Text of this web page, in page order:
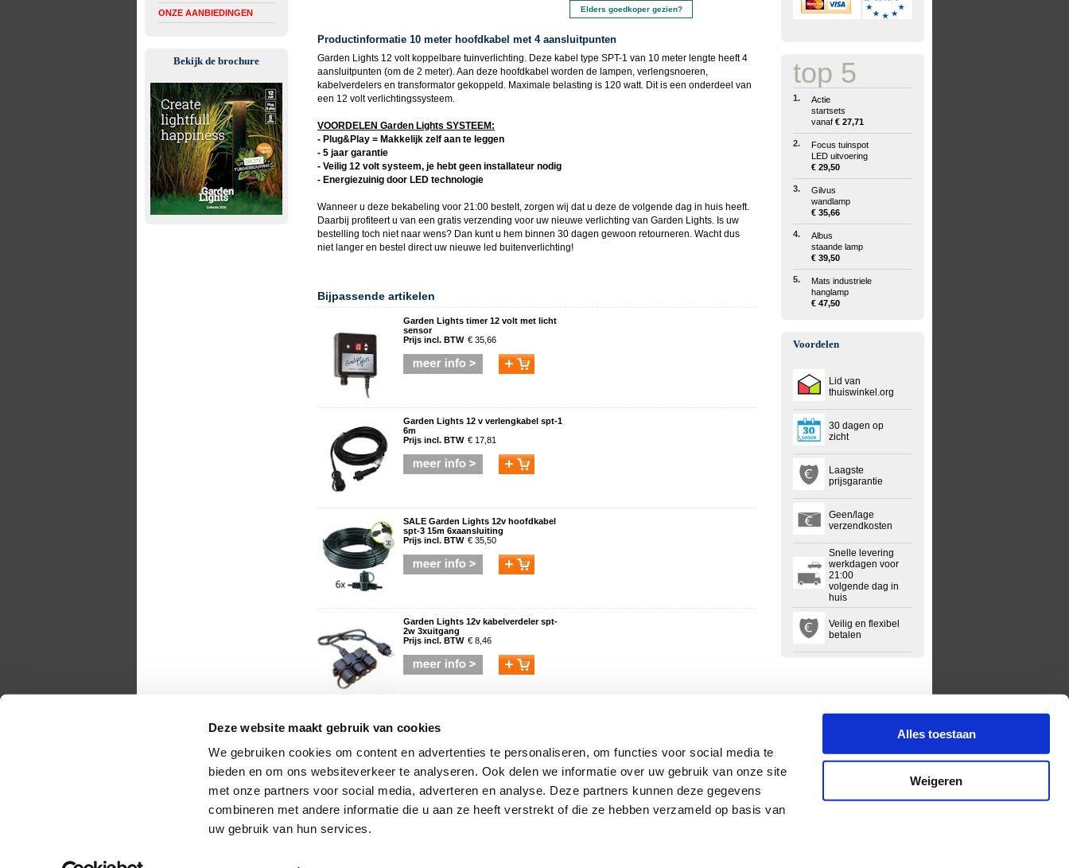
Deze website maakt gebruik van cookies
We gebruiken cookies om content en advertenties te personaliseren, om functies voor social media te
bieden en om ons websiteverkeer te analyseren. Ook delen we informatie over uw gebruik van onze site
met onze partners voor social media, adverteren en analyse. Deze partners kunnen deze gegevens
combineren met andere informatie die u aan ze heeft verstrekt of die ze hebben verzameld op basis van
uw gebruik van hun services.
Alles toestaan
Weigeren
ONZE AANBIEDINGEN
Bekijk de brochure
Elders goedkoper gezien?
Productinformatie 10 meter hoofdkabel met 4 aansluitpunten
Garden Lights 12 volt koppelbare tuinverlichting. Deze kabel type SPT-1 van 10 meter lengte heeft 4
aansluitpunten (om de 2 meter). Aan deze hoofdkabel worden de lampen, verlengsnoeren,
kabelverdelers en transformator gekoppeld. Maximale belasting is 120 watt. Dit is een onderdeel van
een 12 volt verlichtingssysteem.
VOORDELEN Garden Lights SYSTEEM:
- Plug&Play = Makkelijk zelf aan te leggen
- 5 jaar garantie
- Veilig 12 volt systeem, je hebt geen installateur nodig
- Energiezuinig door LED technologie
Wanneer u deze bekabeling voor 21:00 bestelt, zorgen wij dat u deze de volgende dag in huis heeft.
Daarbij profiteert u van een gratis verzending voor uw nieuwe verlichting van Garden Lights. Is uw
bestelling toch niet naar wens? Dan kunt u hem binnen 30 dagen gewoon retourneren. Wacht dus
niet langer en bestel direct uw nieuwe led buitenverlichting!
Bijpassende artikelen
Garden Lights timer 12 volt met licht
sensor
Prijs incl. BTW € 35,66
Garden Lights 12 v verlengkabel spt-1
6m
Prijs incl. BTW € 17,81
SALE Garden Lights 12v hoofdkabel
spt-3 15m 6xaansluiting
Prijs incl. BTW € 35,50
Garden Lights 12v kabelverdeler spt-
2w 3xuitgang
Prijs incl. BTW € 8,46
Garden Lights afstandsbediening &
ontvanger 12 volt
top 5
1.
Actie
startsets
vanaf € 27,71
2.
Focus tuinspot
LED uitvoering
€ 29,50
3.
Gilvus
wandlamp
€ 35,66
4.
Albus
staande lamp
€ 39,50
5.
Mats industriele
hanglamp
€ 47,50
Voordelen
Lid van
thuiswinkel.org
30 dagen op
zicht
Laagste
prijsgarantie
Geen/lage
verzendkosten
Snelle levering
werkdagen voor
21:00
volgende dag in
huis
Veilig en flexibel
betalen